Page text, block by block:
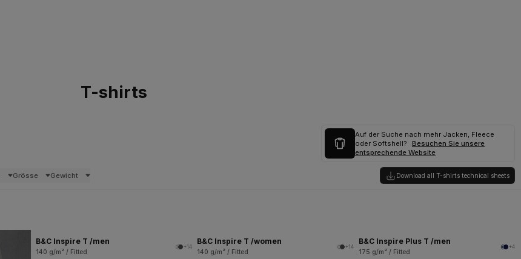
T-shirts
Auf der Suche nach mehr Jacken, Fleece
oder Softshell?
Besuchen Sie unsere
entsprechende Website
Grösse Gewicht Download all T-shirts technical sheets
B&C Inspire T /men
140 g/m² / Fitted
+14
B&C Inspire T /women
140 g/m² / Fitted
+14
B&C Inspire Plus T /men
175 g/m² / Fitted
+4